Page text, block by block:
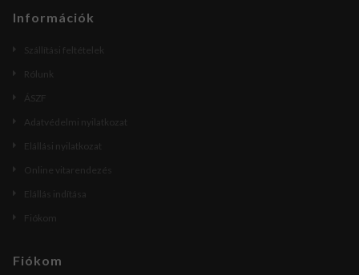
Információk
Szállítási feltételek
Rólunk
ÁSZF
Adatvédelmi nyilatkozat
Elállási nyilatkozat
Online vitarendezés
Elállás indítása
Fiókom
Fiókom